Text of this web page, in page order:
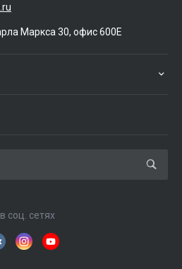
Маркса 30, офис 600Е
соц. сетях